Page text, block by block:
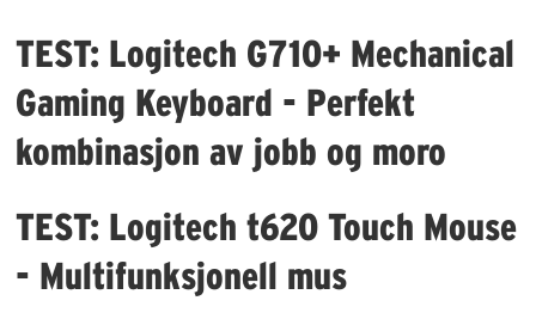
TEST: Logitech G710+ Mechanical
Gaming Keyboard - Perfekt
kombinasjon av jobb og moro
TEST: Logitech t620 Touch Mouse
- Multifunksjonell mus